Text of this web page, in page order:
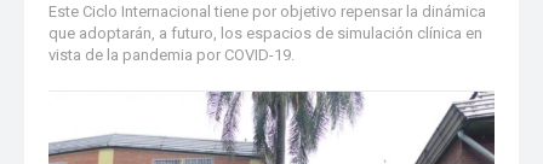
Este Ciclo Internacional tiene por objetivo repensar la dinámica
que adoptarán, a futuro, los espacios de simulación clínica en
vista de la pandemia por COVID-19.